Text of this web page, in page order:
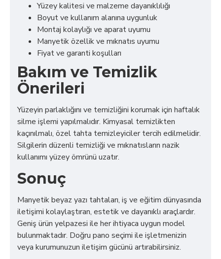
Yüzey kalitesi ve malzeme dayanıklılığı
Boyut ve kullanım alanına uygunluk
Montaj kolaylığı ve aparat uyumu
Manyetik özellik ve mıknatıs uyumu
Fiyat ve garanti koşulları
Bakım ve Temizlik
Önerileri
Yüzeyin parlaklığını ve temizliğini korumak için haftalık
silme işlemi yapılmalıdır. Kimyasal temizlikten
kaçınılmalı, özel tahta temizleyiciler tercih edilmelidir.
Silgilerin düzenli temizliği ve mıknatısların nazik
kullanımı yüzey ömrünü uzatır.
Sonuç
Manyetik beyaz yazı tahtaları, iş ve eğitim dünyasında
iletişimi kolaylaştıran, estetik ve dayanıklı araçlardır.
Geniş ürün yelpazesi ile her ihtiyaca uygun model
bulunmaktadır. Doğru pano seçimi ile işletmenizin
veya kurumunuzun iletişim gücünü artırabilirsiniz.